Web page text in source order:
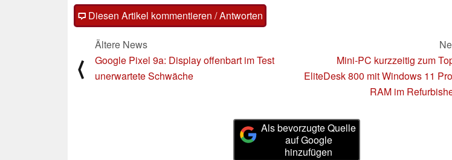
Diesen Artikel kommentieren / Antworten
⟨
Ältere News
Google Pixel 9a: Display offenbart im Test
unerwartete Schwäche
Mini-PC kurzzeitig zum
EliteDesk 800 mit Windows 11
RAM im
Als bevorzugte Quelle
auf Google
hinzufügen